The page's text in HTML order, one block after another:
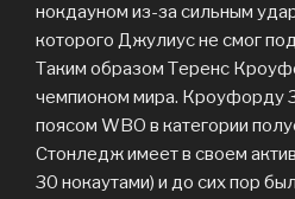
нокдауном из-за сильным
которого Джулиус не смог
Таким образом Теренс
чемпионом мира. Кроуфорду
поясом WBO в категории
Стонледж имеет в своем
30 нокаутами) и до сих пор